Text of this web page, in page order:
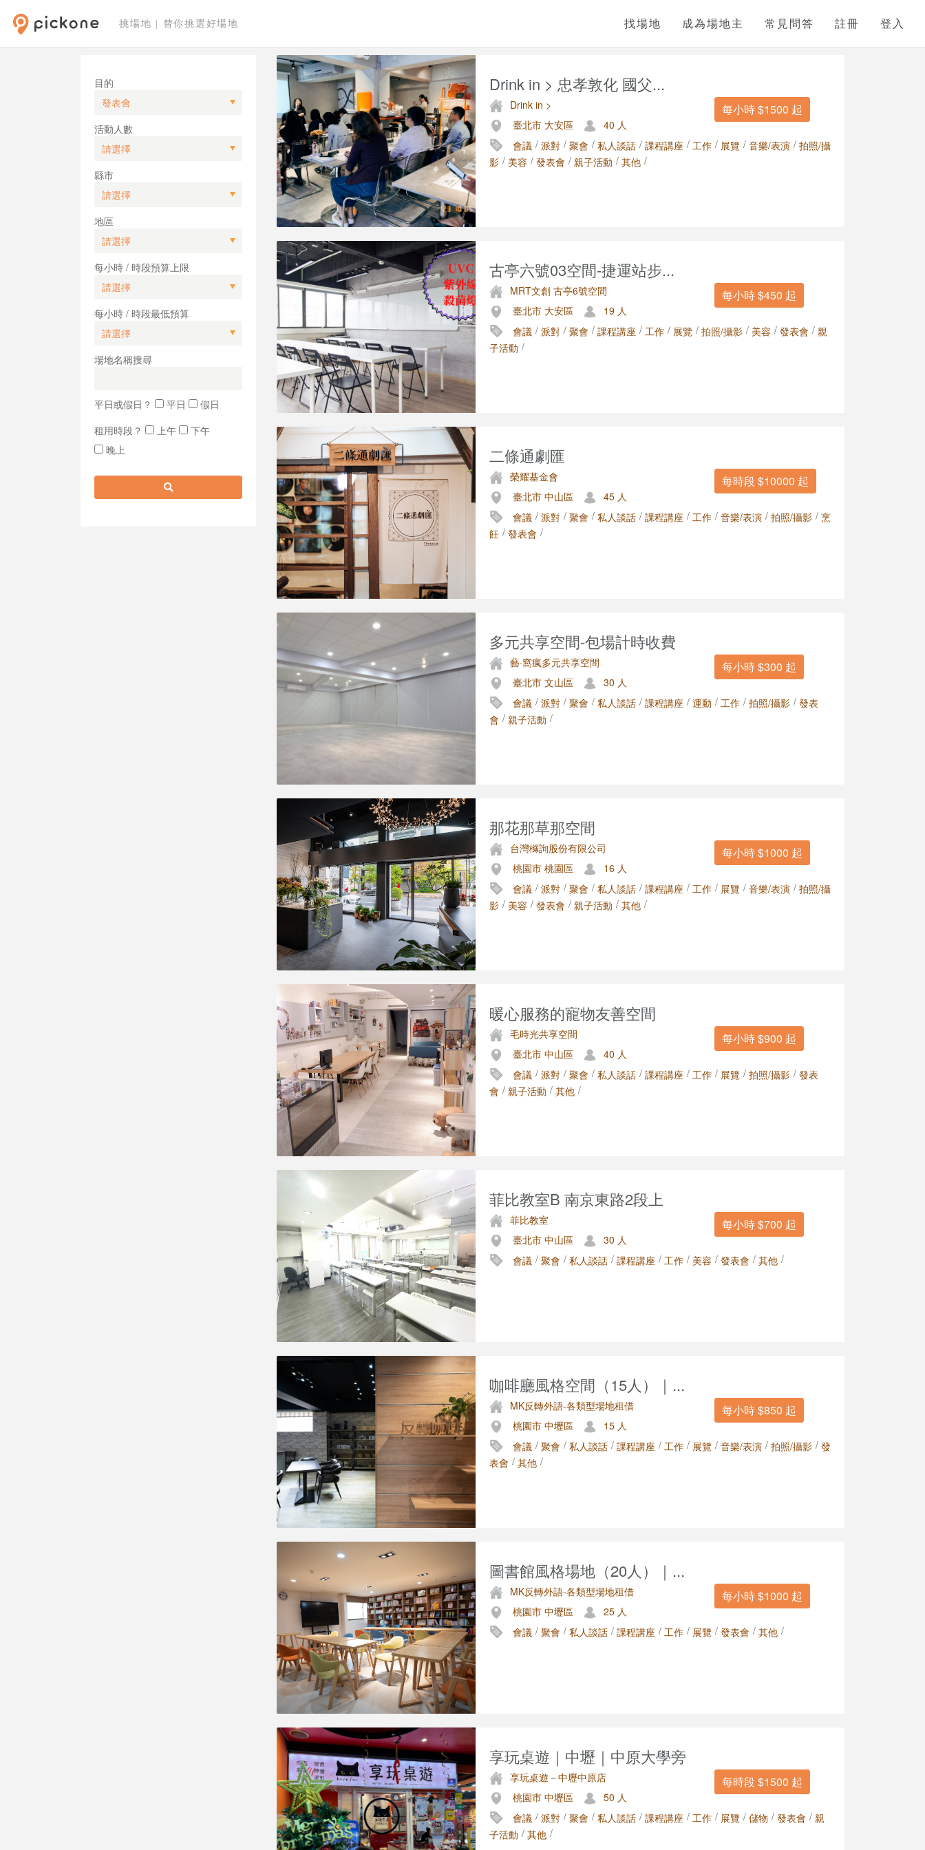
挑場地 | 替你挑選好場地 找場地 成為場地主 常見問答 註冊 登入
目的
活動人數
縣市
地區
每小時 / 時段預算上限
每小時 / 時段最低預算
場地名稱搜尋
平日或假日？ 平日
假日
租用時段？
上午
下午
晚上
Drink in > 忠孝敦化 國父...
每小時 $1500 起
Drink in >
臺北市 大安區
40 人
會議 / 派對 / 聚會 / 私人談話 / 課程講座 / 工作 / 展覽 / 音樂/表演 / 拍照/攝
影 / 美容 / 發表會 / 親子活動 / 其他 /
古亭六號03空間-捷運站步...
每小時 $450 起
MRT文創 古亭6號空間
臺北市 大安區
19 人
會議 / 派對 / 聚會 / 課程講座 / 工作 / 展覽 / 拍照/攝影 / 美容 / 發表會 / 親
子活動 /
二條通劇匯
每時段 $10000 起
榮耀基金會
臺北市 中山區
45 人
會議 / 派對 / 聚會 / 私人談話 / 課程講座 / 工作 / 音樂/表演 / 拍照/攝影 / 烹
飪 / 發表會 /
多元共享空間-包場計時收費
每小時 $300 起
藝·窩瘋多元共享空間
臺北市 文山區
30 人
會議 / 派對 / 聚會 / 私人談話 / 課程講座 / 運動 / 工作 / 拍照/攝影 / 發表
會 / 親子活動 /
那花那草那空間
每小時 $1000 起
台灣櫞詢股份有限公司
桃園市 桃園區
16 人
會議 / 派對 / 聚會 / 私人談話 / 課程講座 / 工作 / 展覽 / 音樂/表演 / 拍照/攝
影 / 美容 / 發表會 / 親子活動 / 其他 /
暖心服務的寵物友善空間
每小時 $900 起
毛時光共享空間
臺北市 中山區
40 人
會議 / 派對 / 聚會 / 私人談話 / 課程講座 / 工作 / 展覽 / 拍照/攝影 / 發表
會 / 親子活動 / 其他 /
菲比教室B 南京東路2段上
每小時 $700 起
菲比教室
臺北市 中山區
30 人
會議 / 聚會 / 私人談話 / 課程講座 / 工作 / 美容 / 發表會 / 其他 /
咖啡廳風格空間（15人）｜...
每小時 $850 起
MK反轉外語-各類型場地租借
桃園市 中壢區
15 人
會議 / 聚會 / 私人談話 / 課程講座 / 工作 / 展覽 / 音樂/表演 / 拍照/攝影 / 發
表會 / 其他 /
圖書館風格場地（20人）｜...
每小時 $1000 起
MK反轉外語-各類型場地租借
桃園市 中壢區
25 人
會議 / 聚會 / 私人談話 / 課程講座 / 工作 / 展覽 / 發表會 / 其他 /
享玩桌遊｜中壢｜中原大學旁
每時段 $1500 起
享玩桌遊－中壢中原店
桃園市 中壢區
50 人
會議 / 派對 / 聚會 / 私人談話 / 課程講座 / 工作 / 展覽 / 儲物 / 發表會 / 親
子活動 / 其他 /